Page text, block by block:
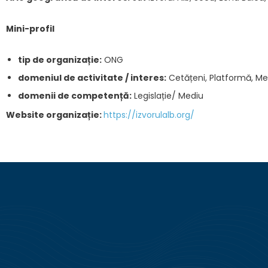
Mini-profil
tip de organizație: ONG
domeniul de activitate / interes: Cetățeni, Platformă,
domenii de competență: Legislație/ Mediu
Website organizație:https://izvorulalb.org/